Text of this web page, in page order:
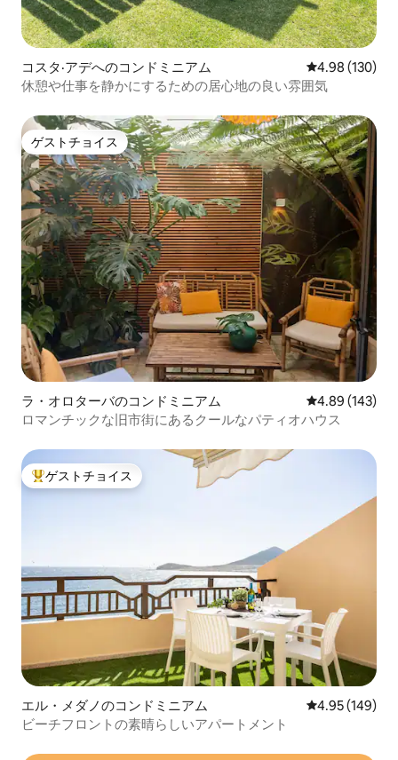
エストすることができます。
コスタ·アデへのコンドミニアム レビュー130
4.98 (130)
休憩や仕事を静かにするための居心地の良い雰囲気
ゲストチョイス
ゲストチョイス
ラ・オロターバのコンドミニアム レビュー143
4.89 (143)
ロマンチックな旧市街にあるクールなパティオハウス
大好評のゲストチョイスです。
ゲストチョイス
エル・メダノのコンドミニアム レビュー149
4.95 (149)
ビーチフロントの素晴らしいアパートメント